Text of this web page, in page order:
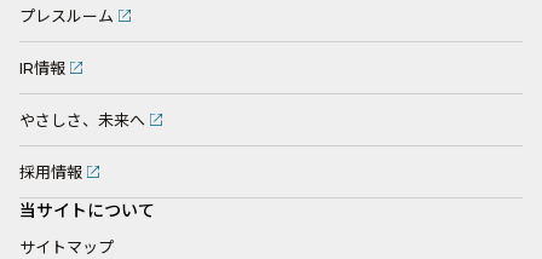
プレスルーム
IR情報
やさしさ、未来へ
採用情報
当サイトについて
サイトマップ